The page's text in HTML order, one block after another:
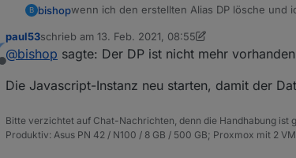
B bishopwenn ich den erstellten Alias DP lösche und
Der DP ist nicht mehr vorhanden im
Offline
paul53schrieb am 13. Feb. 2021, 08:55
zuletzt editiert von paul53
@bishop sagte: Der DP ist nicht mehr
Die Javascript-Instanz neu starten, damit der
Bitte verzichtet auf Chat-Nachrichten, denn die Handhabung ist
Produktiv: Asus PN 42 / N100 / 8 GB / 500 GB; Proxmox mit 2